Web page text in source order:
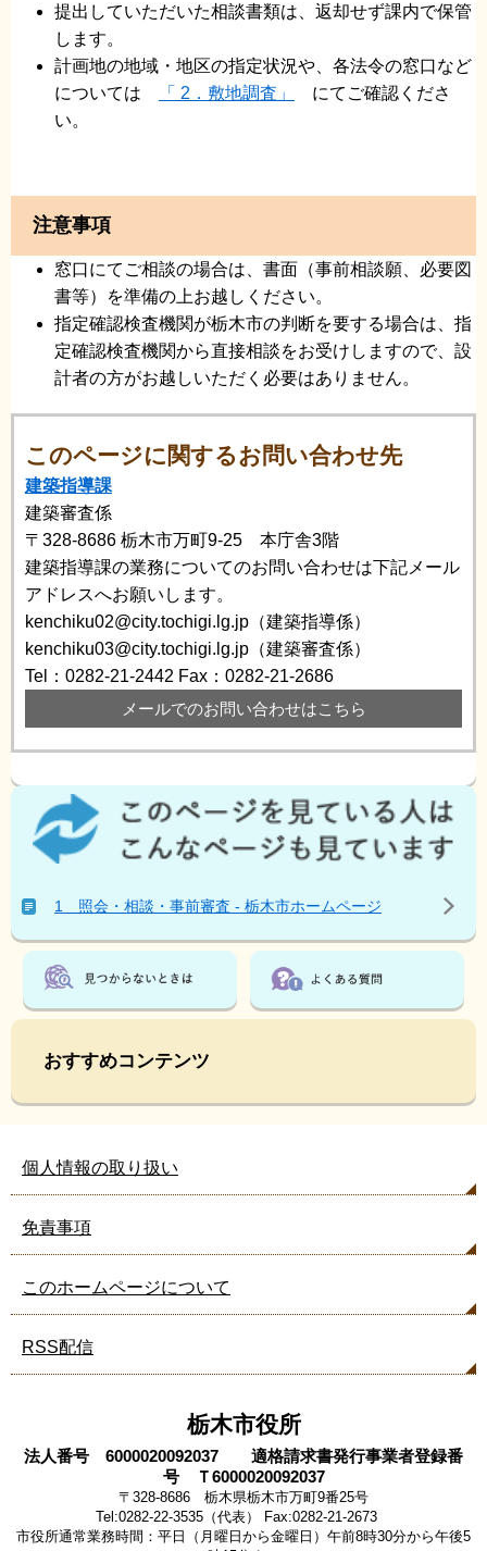
提出していただいた相談書類は、返却せず課内で保管
します。
計画地の地域・地区の指定状況や、各法令の窓口など
については
「 2．敷地調査」
にてご確認くださ
い。
注意事項
窓口にてご相談の場合は、書面（事前相談願、必要図
書等）を準備の上お越しください。
指定確認検査機関が栃木市の判断を要する場合は、指
定確認検査機関から直接相談をお受けしますので、設
計者の方がお越しいただく必要はありません。
このページに関するお問い合わせ先
建築指導課
建築審査係
〒328-8686 栃木市万町9-25 本庁舎3階
建築指導課の業務についてのお問い合わせは下記メール
アドレスへお願いします。
kenchiku02@city.tochigi.lg.jp（建築指導係）
kenchiku03@city.tochigi.lg.jp（建築審査係）
Tel：0282-21-2442 Fax：0282-21-2686
メールでのお問い合わせはこちら
こ
ペ
ジ
を
見
て
る
ん
ペ
ー
ジ
も
見
て
い
ま
す
1 照会・相談・事前審査 - 栃木市ホームページ
おすすめコンテンツ
個人情報の取り扱い
免責事項
このホームページについて
RSS配信
栃木市役所
法人番号 6000020092037 適格請求書発行事業者登録番
号 Ｔ6000020092037
〒328-8686 栃木県栃木市万町9番25号
Tel:0282-22-3535（代表） Fax:0282-21-2673
市役所通常業務時間：平日（月曜日から金曜日）午前8時30分から午後5